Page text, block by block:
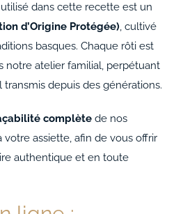
dans cette recette est un
d’Origine Protégée), cultivé
basques. Chaque rôti est
notre atelier familial, perpétuant
transmis depuis des générations.
complètede nos
votre assiette, afin de vous offrir
authentique et en toute